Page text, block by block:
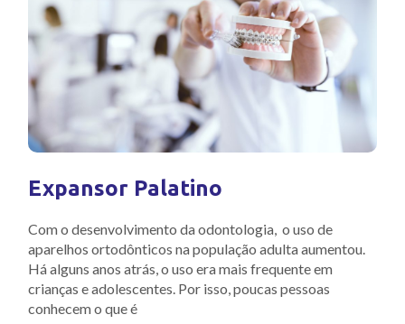
Expansor Palatino
Com o desenvolvimento da odontologia, o uso de
aparelhos ortodônticos na população adulta aumentou.
Há alguns anos atrás, o uso era mais frequente em
crianças e adolescentes. Por isso, poucas pessoas
conhecem o que é